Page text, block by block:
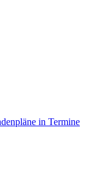
in Termine